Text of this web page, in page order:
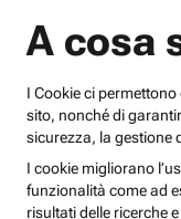
A cosa
I Cookie ci
sito, nonché di
sicurezza, la gestione
I cookie migliorano
funzionalità come ad
risultati delle ricerche